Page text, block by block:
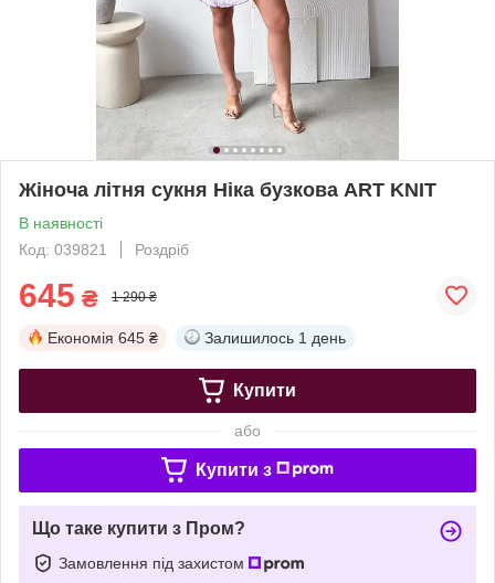
Жіноча літня сукня Ніка бузкова ART KNIT
В наявності
Код: 039821
Роздріб
645 ₴ 1 290 ₴
Економія 645 ₴ Залишилось 1 день
Купити
або
Купити з
Що таке купити з Пром?
Замовлення під захистом